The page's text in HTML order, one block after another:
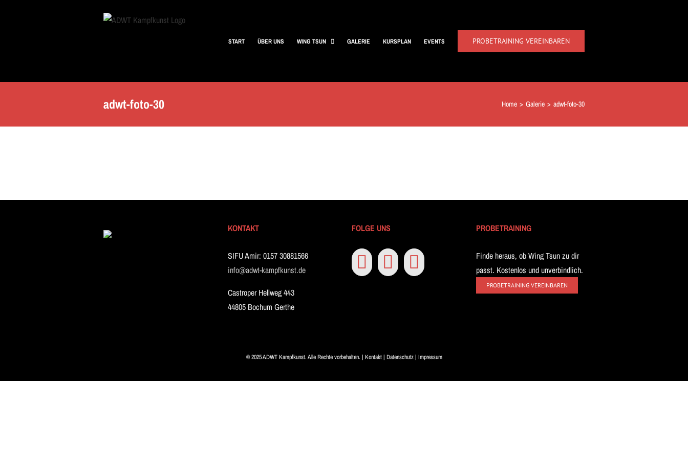
START ÜBER UNS WING TSUN GALERIE KURSPLAN EVENTS PROBETRAINING VEREINBAREN
adwt-foto-30 Home > Galerie > adwt-foto-30
KONTAKT
SIFU Amir: 0157 30881566
info@adwt-kampfkunst.de
Castroper Hellweg 443
44805 Bochum Gerthe
FOLGE UNS PROBETRAINING
Finde heraus, ob Wing Tsun zu dir
passt. Kostenlos und unverbindlich.
PROBETRAINING VEREINBAREN
© 2025 ADWT Kampfkunst. Alle Rechte vorbehalten. | Kontakt| Datenschutz| Impressum